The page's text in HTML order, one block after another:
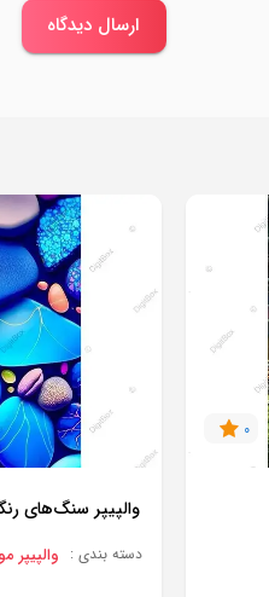
ارسال دیدگاه
0
والپیپر سنگ‌های
دسته بندی : والپیپر